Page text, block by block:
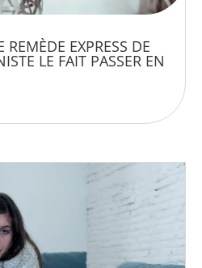
EXPRESS DE
LE FAIT PASSER EN